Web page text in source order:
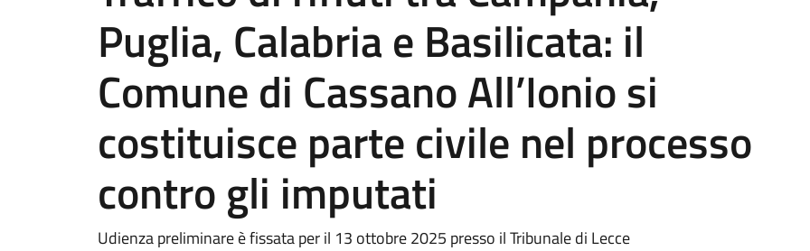
Puglia, Calabria e Basilicata: il
Comune di Cassano All’Ionio si
costituisce parte civile nel processo
contro gli imputati
Udienza preliminare è fissata per il 13 ottobre 2025 presso il Tribunale di Lecce